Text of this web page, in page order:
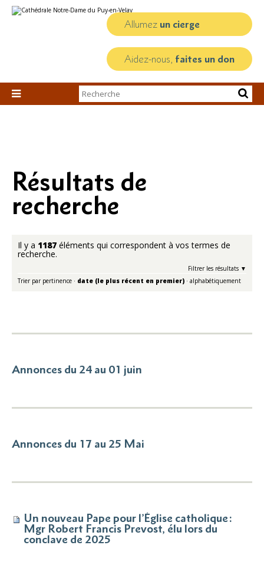
au
personnels
Allumez un cierge
Aidez-nous, faites un don

Chercher par
Recherche
Résultats de
recherche
Il y a 1187 éléments qui correspondent à vos termes de
recherche.
Filtrer les résultats
Trier par pertinence · date (le plus récent en premier) · alphabétiquement
Annonces du 24 au 01 juin
Annonces du 17 au 25 Mai
Un nouveau Pape pour l’Église catholique :
Mgr Robert Francis Prevost, élu lors du
conclave de 2025